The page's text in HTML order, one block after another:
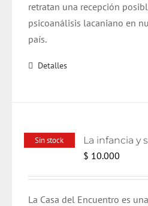
retratan una recepción
psicoanálisis lacaniano en
país.
Detalles
Sin stock La infancia y
$ 10.000
La Casa del Encuentro es una